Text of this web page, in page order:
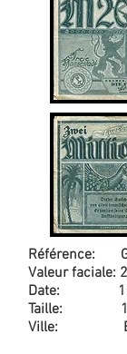
Référence:
Valeur faciale:
Date:
Taille: 154
Ville: